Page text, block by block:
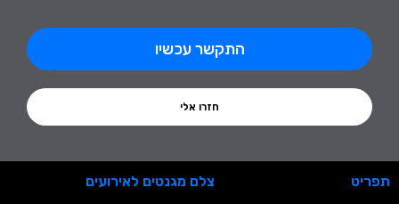
התקשר עכשיו
חזרו אלי
תפריט צלם מגנטים לאירועים